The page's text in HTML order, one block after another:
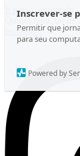
Inscrever-se
Permitir que
para seu
Powered by
Ir para o conteúdo
Quinta-feira, 06 de
Instagram